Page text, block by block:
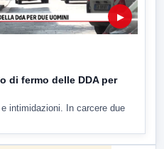
▶
di fermo delle DDA per
intimidazioni. In carcere due